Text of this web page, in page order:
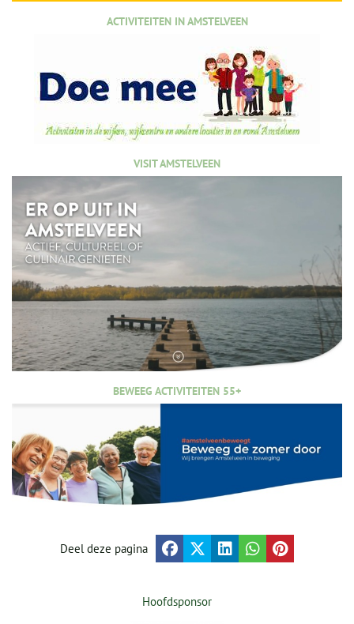
ACTIVITEITEN IN AMSTELVEEN
VISIT AMSTELVEEN
BEWEEG ACTIVITEITEN 55+
Deel deze pagina
Hoofdsponsor